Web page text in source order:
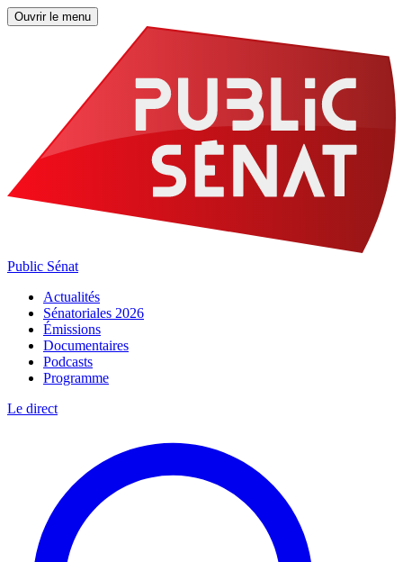
Ouvrir le menu
Public Sénat
Actualités
Sénatoriales 2026
Émissions
Documentaires
Podcasts
Programme
Le direct